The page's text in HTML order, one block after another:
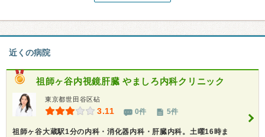
近くの病院
祖師ヶ谷内視鏡肝臓 やましろ内科クリニック
東京都世田谷区砧
3.11 0件 5件
祖師ヶ谷大蔵駅1分の内科・消化器内科・肝臓内科。土曜16時ま